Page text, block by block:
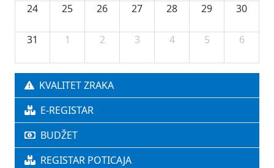
24 25 26 27 28 29 30
31 1 2 3 4 5 6
KVALITET ZRAKA
E-REGISTAR
BUDŽET
REGISTAR POTICAJA